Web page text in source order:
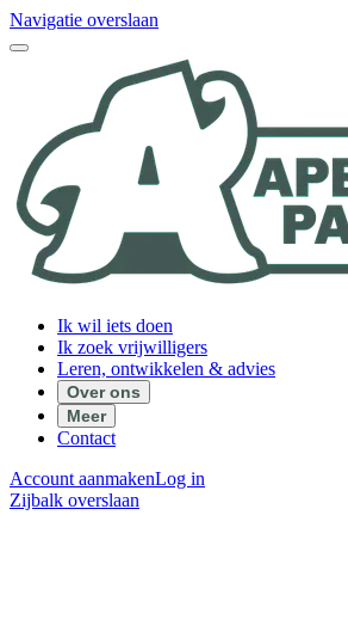
Navigatie overslaan
Ik wil iets doen
Ik zoek vrijwilligers
Leren, ontwikkelen & advies
Over ons
Meer
Contact
Account aanmakenLog in
Zijbalk overslaan